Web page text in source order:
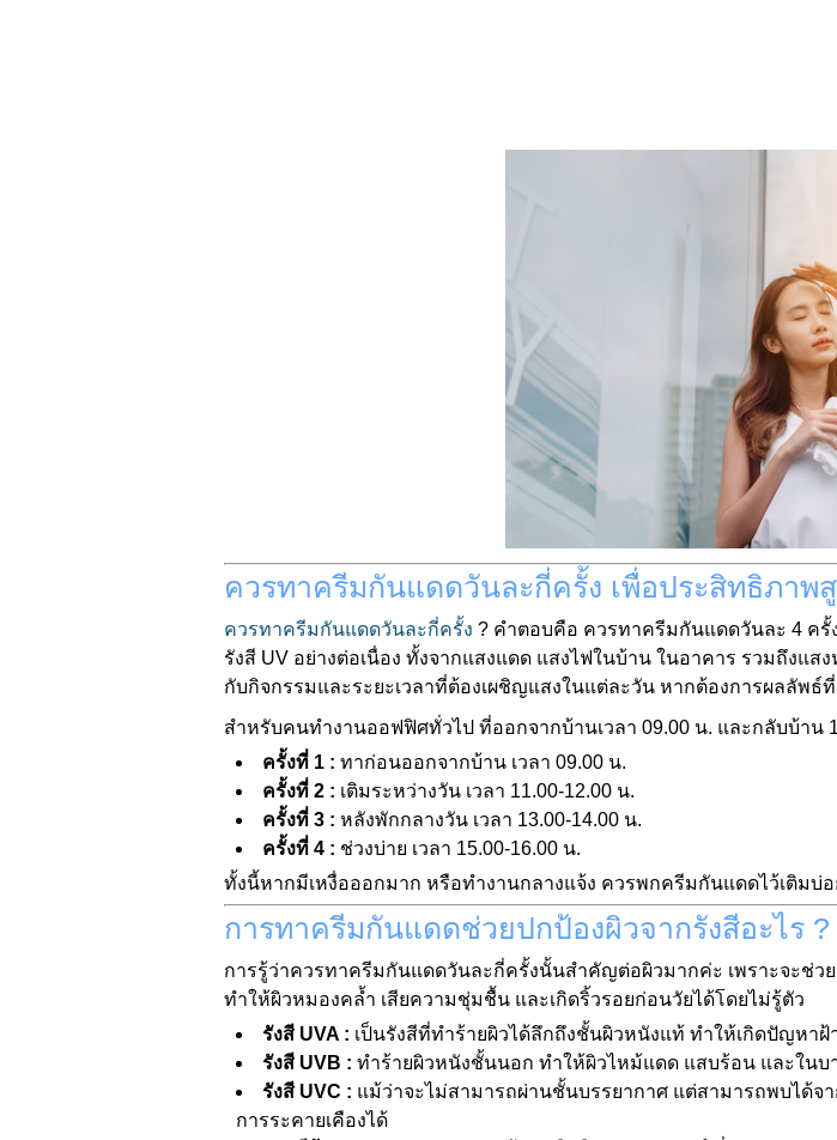
ควรทาครีมกันแดดวันละกี่ครั้ง เพื่อประสิทธิภาพ
ควรทาครีมกันแดดวันละกี่ครั้ง ? คำตอบคือ ควรทาครีมกันแดดวันละ 4 ครั้
รังสี UV อย่างต่อเนื่อง ทั้งจากแสงแดด แสงไฟในบ้าน ในอาคาร รวมถึงแ
กับกิจกรรมและระยะเวลาที่ต้องเผชิญแสงในแต่ละวัน หากต้องการผลลัพธ์
สำหรับคนทำงานออฟฟิศทั่วไป ที่ออกจากบ้านเวลา 09.00 น. และกลับบ้าน
ครั้งที่ 1 : ทาก่อนออกจากบ้าน เวลา 09.00 น.
ครั้งที่ 2 : เติมระหว่างวัน เวลา 11.00-12.00 น.
ครั้งที่ 3 : หลังพักกลางวัน เวลา 13.00-14.00 น.
ครั้งที่ 4 : ช่วงบ่าย เวลา 15.00-16.00 น.
ทั้งนี้หากมีเหงื่อออกมาก หรือทำงานกลางแจ้ง ควรพกครีมกันแดดไว้เติมบ่
การทาครีมกันแดดช่วยปกป้องผิวจากรังสีอะไร ?
การรู้ว่าควรทาครีมกันแดดวันละกี่ครั้งนั้นสำคัญต่อผิวมากค่ะ เพราะจะช่ว
ทำให้ผิวหมองคล้ำ เสียความชุ่มชื้น และเกิดริ้วรอยก่อนวัยได้โดยไม่รู้ตัว
รังสี UVA : เป็นรังสีที่ทำร้ายผิวได้ลึกถึงชั้นผิวหนังแท้ ทำให้เกิดปัญหาฝ้
รังสี UVB : ทำร้ายผิวหนังชั้นนอก ทำให้ผิวไหม้แดด แสบร้อน และใน
รังสี UVC : แม้ว่าจะไม่สามารถผ่านชั้นบรรยากาศ แต่สามารถพบได้
การระคายเคืองได้